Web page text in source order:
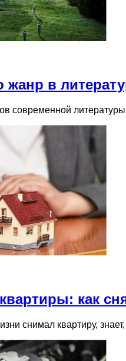
жанр в
современной
как
снимал квартиру,